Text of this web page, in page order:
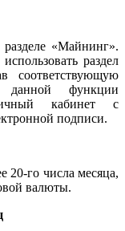
«Майнинг».
раздел
соответствующую
функции
кабинет с
подписи.
20-го числа месяца,
валюты.